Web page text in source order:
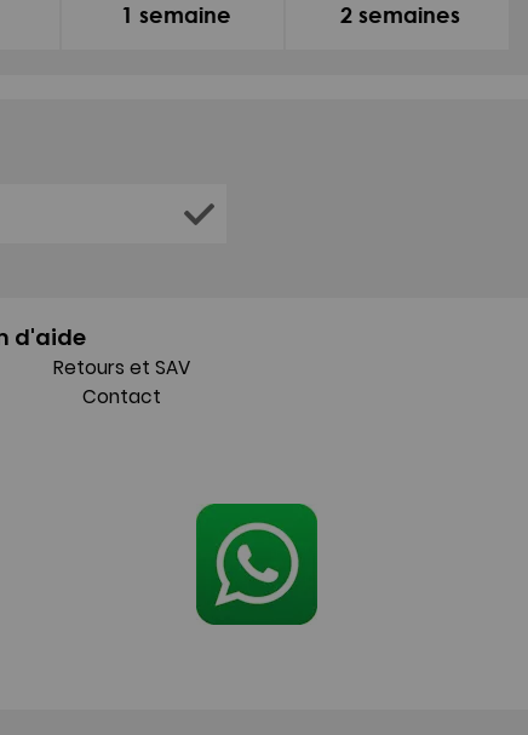
1 semaine 2 semaines
d'aide
Retours et SAV
Contact